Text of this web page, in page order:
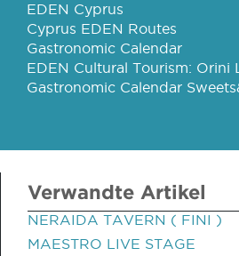
EDEN Cyprus
Cyprus EDEN Routes
Gastronomic Calendar
EDEN Cultural Tourism: Orini
Gastronomic Calendar
Verwandte Artikel
NERAIDA TAVERN ( FINI )
MAESTRO LIVE STAGE